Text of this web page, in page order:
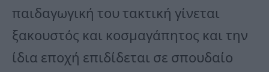
παιδαγωγική του τακτική γίνεται
ξακουστός και κοσμαγάπητος και την
ίδια εποχή επιδίδεται σε σπουδαίο